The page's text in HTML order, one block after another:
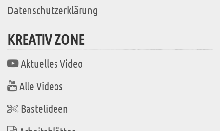
Datenschutzerklärung
KREATIV ZONE
Aktuelles Video
Alle Videos
Bastelideen